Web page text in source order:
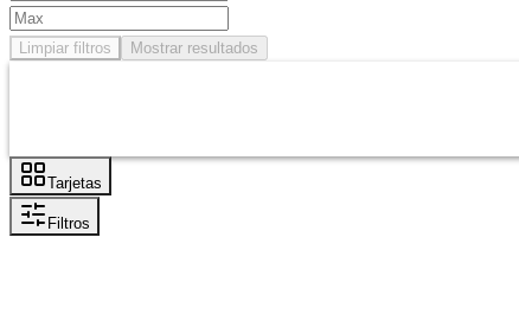
Limpiar filtros Mostrar resultados
Tarjetas
Filtros